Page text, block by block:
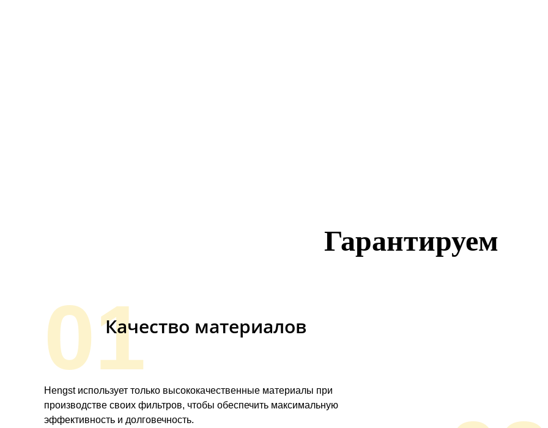
Гарантируем
01Качество материалов
Hengst использует только высококачественные материалы при
производстве своих фильтров, чтобы обеспечить максимальную
эффективность и долговечность.